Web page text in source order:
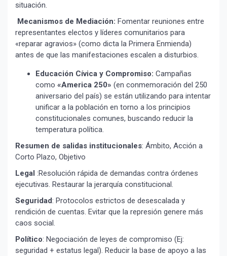
Suscribír
situación.
Mecanismos de Mediación: Fomentar reuniones entre
representantes electos y líderes comunitarios para
«reparar agravios» (como dicta la Primera Enmienda)
antes de que las manifestaciones escalen a disturbios.
Educación Cívica y Compromiso: Campañas
como «America 250» (en conmemoración del 250
aniversario del país) se están utilizando para intentar
unificar a la población en torno a los principios
constitucionales comunes, buscando reducir la
temperatura política.
Resumen de salidas institucionales: Ámbito, Acción a
Corto Plazo, Objetivo
Legal :Resolución rápida de demandas contra órdenes
ejecutivas. Restaurar la jerarquía constitucional.
Seguridad: Protocolos estrictos de desescalada y
rendición de cuentas. Evitar que la represión genere más
caos social.
Político: Negociación de leyes de compromiso (Ej:
seguridad + estatus legal). Reducir la base de apoyo a las